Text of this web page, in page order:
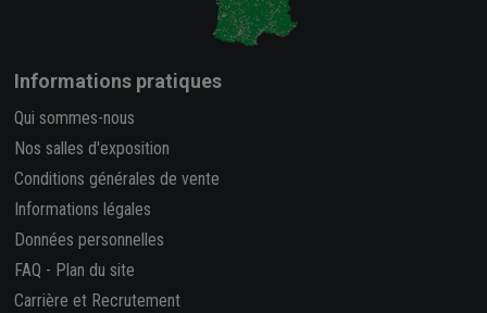
Informations pratiques
Qui sommes-nous
Nos salles d'exposition
Conditions générales de vente
Informations légales
Données personnelles
FAQ - Plan du site
Carrière et Recrutement